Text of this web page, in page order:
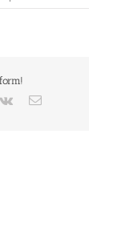
Vk Email